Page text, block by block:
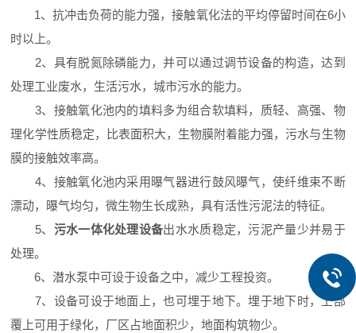
1、抗冲击负荷的能力强，接触氧化法的平均停留时间在6小
时以上。
2、具有脱氮除磷能力，并可以通过调节设备的构造，达到
处理工业废水，生活污水，城市污水的能力。
3、接触氧化池内的填料多为组合软填料，质轻、高强、物
理化学性质稳定，比表面积大，生物膜附着能力强，污水与生物
膜的接触效率高。
4、接触氧化池内采用曝气器进行鼓风曝气，使纤维束不断
漂动，曝气均匀，微生物生长成熟，具有活性污泥法的特征。
5、 污水一体化处理设备出水水质稳定，污泥产量少并易于
处理。
6、潜水泵中可设于设备之中，减少工程投资。
7、设备可设于地面上，也可埋于地下。埋于地下时，上部
覆上可用于绿化，厂区占地面积少，地面构筑物少。